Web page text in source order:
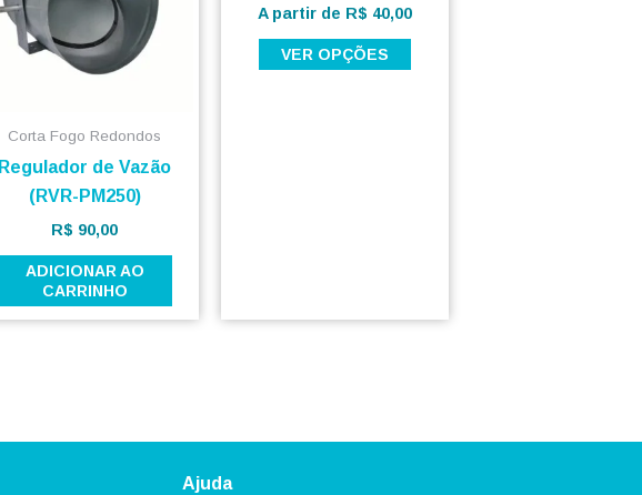
Corta Fogo Redondos
Regulador de Vazão
(RVR-PM250)
R$ 90,00
ADICIONAR AO
CARRINHO
A partir de R$ 40,00
VER OPÇÕES
variantes.
opções
Ajuda